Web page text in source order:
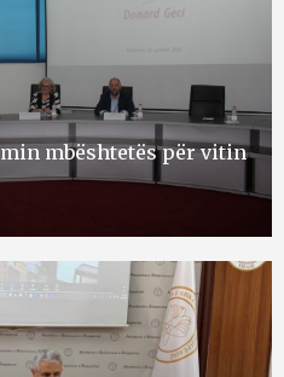
mbështetës për vitin